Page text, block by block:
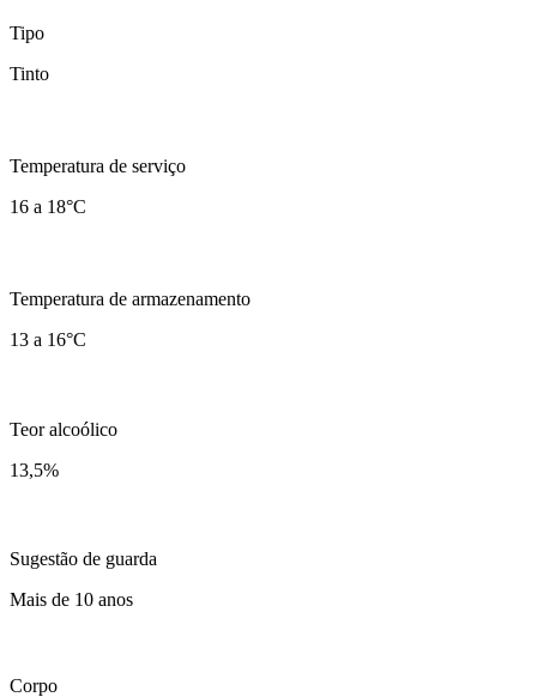
Tipo
Tinto
Temperatura de serviço
16 a 18°C
Temperatura de armazenamento
13 a 16°C
Teor alcoólico
13,5%
Sugestão de guarda
Mais de 10 anos
Corpo